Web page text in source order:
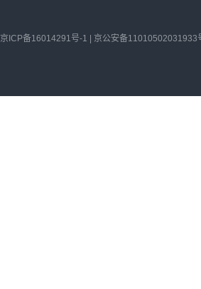
京ICP备16014291号-1 | 京公安备11010502031933